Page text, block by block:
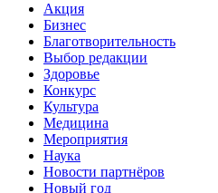
Акция
Бизнес
Благотворительность
Выбор редакции
Здоровье
Конкурс
Культура
Медицина
Мероприятия
Наука
Новости партнёров
Новый год